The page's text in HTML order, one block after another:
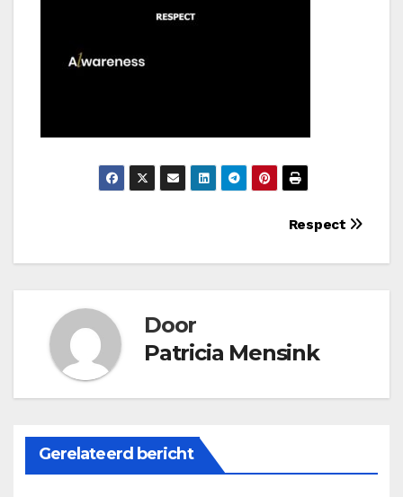
navigatie
Respect
Door
Patricia Mensink
Gerelateerd bericht